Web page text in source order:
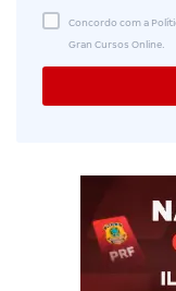
Concordo com a
Gran Cursos Online.